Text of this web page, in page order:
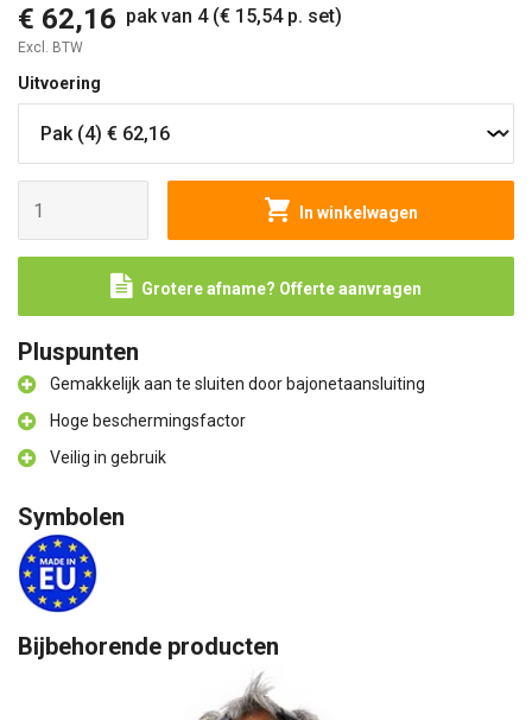
€ 62,16 pak van 4 (€ 15,54 p. set)
Excl. BTW
Uitvoering
In winkelwagen
Grotere afname? Offerte aanvragen
Pluspunten
Gemakkelijk aan te sluiten door bajonetaansluiting
Hoge beschermingsfactor
Veilig in gebruik
Symbolen
Bijbehorende producten